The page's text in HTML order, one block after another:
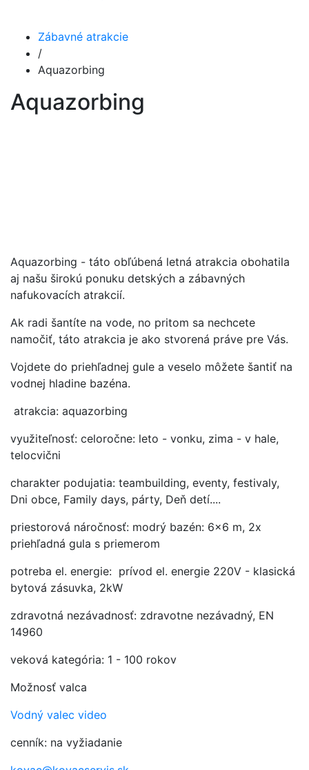
Zábavné atrakcie
/
Aquazorbing
Aquazorbing
Aquazorbing - táto obľúbená letná atrakcia obohatila
aj našu širokú ponuku detských a zábavných
nafukovacích atrakcií.
Ak radi šantíte na vode, no pritom sa nechcete
namočiť, táto atrakcia je ako stvorená práve pre Vás.
Vojdete do priehľadnej gule a veselo môžete šantiť na
vodnej hladine bazéna.
atrakcia: aquazorbing
využiteľnosť: celoročne: leto - vonku, zima - v hale,
telocvični
charakter podujatia: teambuilding, eventy, festivaly,
Dni obce, Family days, párty, Deň detí....
priestorová náročnosť: modrý bazén: 6x6 m, 2x
priehľadná gula s priemerom
potreba el. energie: prívod el. energie 220V - klasická
bytová zásuvka, 2kW
zdravotná nezávadnosť: zdravotne nezávadný, EN
14960
veková kategória: 1 - 100 rokov
Možnosť valca
Vodný valec video
cenník: na vyžiadanie